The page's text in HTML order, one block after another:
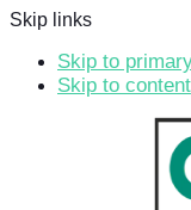
Skip links
Skip to
Skip to content